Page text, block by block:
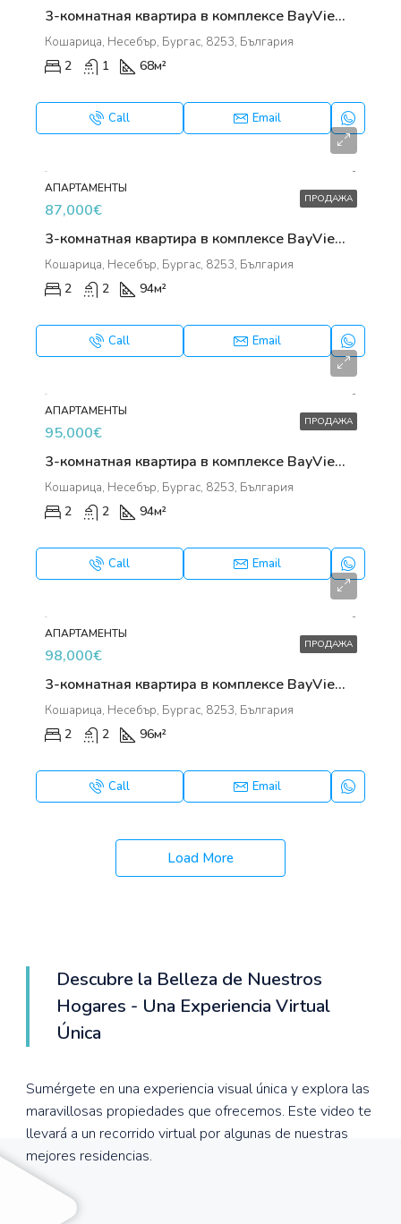
3-комнатная квартира в комплексе BayViewVillas
Кошарица, Несебър, Бургас, 8253, България
2 1 68м²
Call Email
ПРОДАЖА
АПАРТАМЕНТЫ
87,000€
3-комнатная квартира в комплексе BayViewVillas
Кошарица, Несебър, Бургас, 8253, България
2 2 94м²
Call Email
ПРОДАЖА
АПАРТАМЕНТЫ
95,000€
3-комнатная квартира в комплексе BayViewVillas
Кошарица, Несебър, Бургас, 8253, България
2 2 94м²
Call Email
ПРОДАЖА
АПАРТАМЕНТЫ
98,000€
3-комнатная квартира в комплексе BayViewVillas
Кошарица, Несебър, Бургас, 8253, България
2 2 96м²
Call Email
Load More
Descubre la Belleza de Nuestros
Hogares - Una Experiencia Virtual
Única
Sumérgete en una experiencia visual única y explora las
maravillosas propiedades que ofrecemos. Este video te
llevará a un recorrido virtual por algunas de nuestras
mejores residencias.